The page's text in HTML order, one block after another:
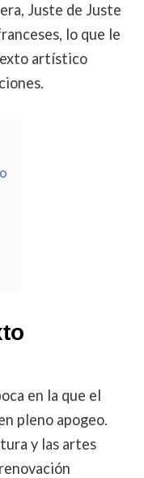
Juste de Juste
lo que le
artístico
en la que el
pleno apogeo.
y las artes